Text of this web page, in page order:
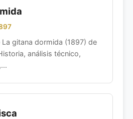
gitana dormida (1897) de
análisis técnico,